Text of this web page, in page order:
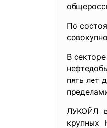
По
В
пять лет
ЛУКОЙЛ
крупных